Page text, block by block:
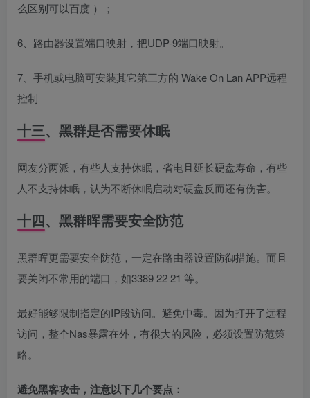
么区别可以百度 ）；
6、路由器设置端口映射，把UDP-9端口映射。
7、手机或电脑可安装其它第三方的 Wake On Lan APP远程
控制
十三、黑群是否需要休眠
网友分两派，有些人支持休眠，省电且延长硬盘寿命，有些
人不支持休眠，认为不断休眠启动对硬盘反而还有伤害。
十四、黑群晖需要安全防范
黑群晖更需要安全防范，一定在路由器设置防御措施。而且
要关闭不常用的端口，如3389 22 21 等。
最好能够限制指定的IP段访问。避免中毒。因为打开了远程
访问，整个Nas暴露在外，有很大的风险，必须设置防范策
略。
避免黑客攻击，注意以下几个要点：